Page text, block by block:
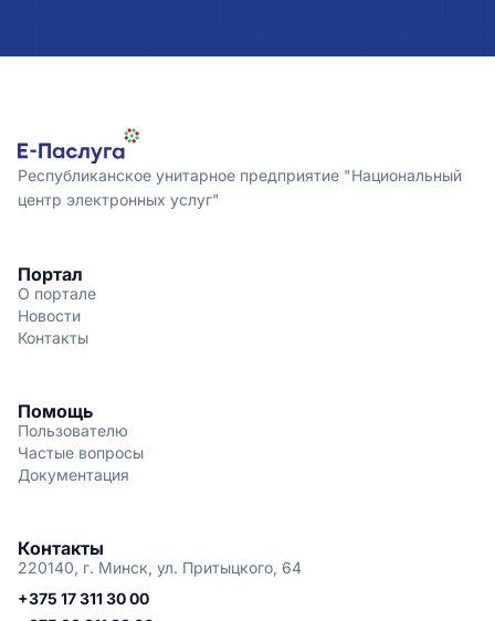
Республиканское унитарное предприятие "Национальный
центр электронных услуг"
Портал
О портале
Новости
Контакты
Помощь
Пользователю
Частые вопросы
Документация
Контакты
220140, г. Минск, ул. Притыцкого, 64
+375 17 311 30 00